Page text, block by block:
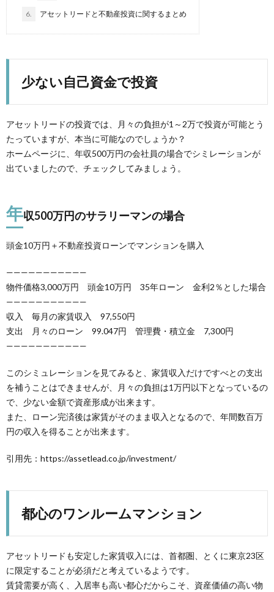
6. アセットリードと不動産投資に関するまとめ
少ない自己資金で投資
アセットリードの投資では、月々の負担が1～2万で投資が可能とう
たっていますが、本当に可能なのでしょうか？
ホームページに、年収500万円の会社員の場合でシミレーションが
出ていましたので、チェックしてみましょう。
年収500万円のサラリーマンの場合
頭金10万円＋不動産投資ローンでマンションを購入
———————————
物件価格3,000万円 頭金10万円 35年ローン 金利2％とした場合
———————————
収入 毎月の家賃収入 97,550円
支出 月々のローン 99.047円 管理費・積立金 7,300円
———————————
このシミュレーションを見てみると、家賃収入だけですべとの支出
を補うことはできませんが、月々の負担は1万円以下となっているの
で、少ない金額で資産形成が出来ます。
また、ローン完済後は家賃がそのまま収入となるので、年間数百万
円の収入を得ることが出来ます。
引用先：https://assetlead.co.jp/investment/
都心のワンルームマンション
アセットリードも安定した家賃収入には、首都圏、とくに東京23区
に限定することが必須だと考えているようです。
賃貸需要が高く、入居率も高い都心だからこそ、資産価値の高い物